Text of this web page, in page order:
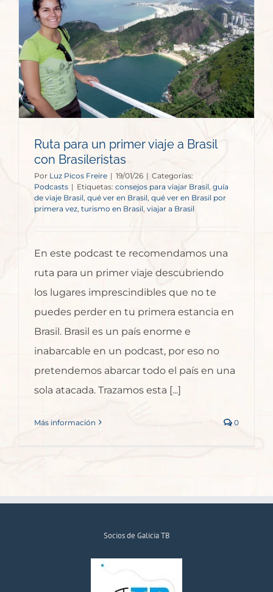
Ruta para un primer viaje a Brasil
con Brasileristas
Por Luz Picos Freire | 19/01/26 | Categorías:
Podcasts | Etiquetas: consejos para viajar Brasil, guía
de viaje Brasil, qué ver en Brasil qué ver en Brasil por
primera vez turismo en Brasil, viajar a Brasil
En este podcast te recomendamos una
ruta para un primer viaje descubriendo
los lugares imprescindibles que no te
puedes perder en tu primera estancia en
Brasil. Brasil es un país enorme e
inabarcable en un podcast, por eso no
pretendemos abarcar todo el país en una
sola atacada. Trazamos esta [...]
Más información 0
Socios de Galicia TB